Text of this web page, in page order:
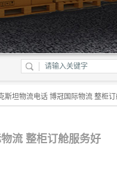
斯坦物流电话 博冠国际物流 整柜
流 整柜订舱服务好